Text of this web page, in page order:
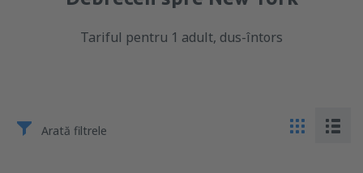
Tariful pentru 1 adult, dus-întors
Arată filtrele